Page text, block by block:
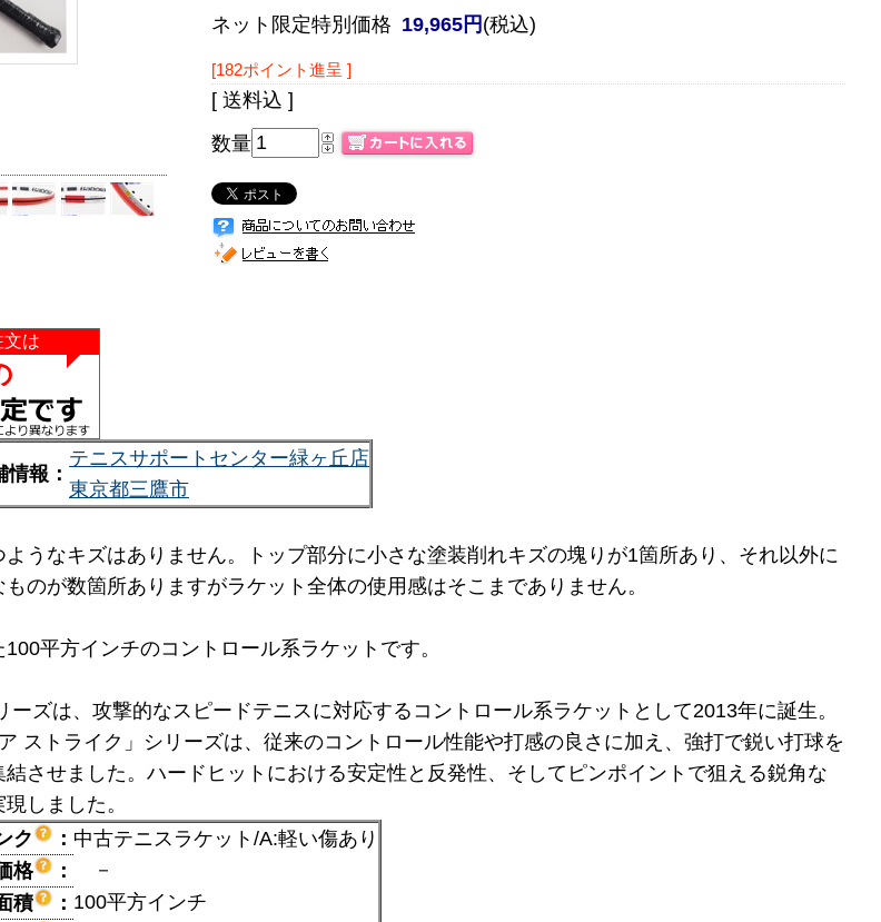
ネット限定特別価格 19,965円 (税込)
[182ポイント進呈 ]
[ 送料込 ]
数量
報：
テニスサポートセンター緑ヶ丘店
東京都三鷹市
うなキズはありません。トップ部分に小さな塗装削れキズの塊りが1箇所あり、それ以外に
のが数箇所ありますがラケット全体の使用感はそこまでありません。
平方インチのコントロール系ラケットです。
ーズは、攻撃的なスピードテニスに対応するコントロール系ラケットとして2013年に誕生。
ストライク」シリーズは、従来のコントロール性能や打感の良さに加え、強打で鋭い打球を
させました。ハードヒットにおける安定性と反発性、そしてピンポイントで狙える鋭角な
しました。
ク
： 中古テニスラケット/A:軽い傷あり
格
：
－
積
： 100平方インチ